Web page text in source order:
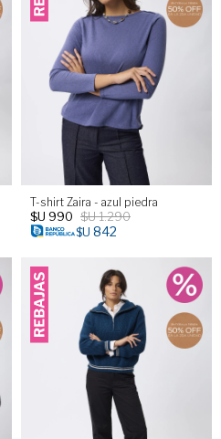
T-shirt Zaira - azul piedra
$U 990 $U1.290
$U 842